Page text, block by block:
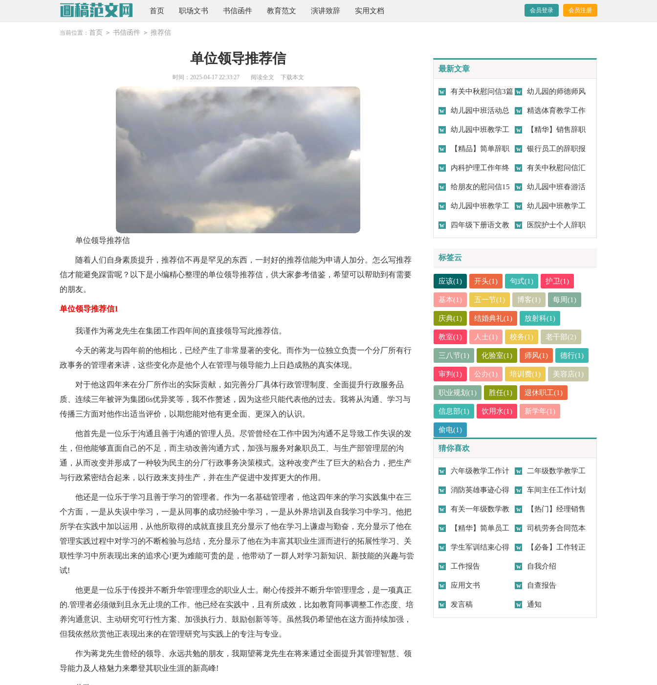
首页 职场文书 书信函件 教育范文 演讲致辞 实用文档 会员登录 会员注册
当前位置： 首页 > 书信函件 > 推荐信
单位领导推荐信
时间：2025-04-17 22:33:27 阅读全文 下载本文
单位领导推荐信
随着人们自身素质提升，推荐信不再是罕见的东西，一封好的推荐信能为申请人加分。怎么写推荐
信才能避免踩雷呢？以下是小编精心整理的单位领导推荐信，供大家参考借鉴，希望可以帮助到有需要
的朋友。
单位领导推荐信1
我谨作为蒋龙先生在集团工作四年间的直接领导写此推荐信。
今天的蒋龙与四年前的他相比，已经产生了非常显著的变化。而作为一位独立负责一个分厂所有行
政事务的管理者来讲，这些变化亦是他个人在管理与领导能力上日趋成熟的真实体现。
对于他这四年来在分厂所作出的实际贡献，如完善分厂具体行政管理制度、全面提升行政服务品
质、连续三年被评为集团6s优异奖等，我不作赘述，因为这些只能代表他的过去。我将从沟通、学习与
传播三方面对他作出适当评价，以期您能对他有更全面、更深入的认识。
他首先是一位乐于沟通且善于沟通的管理人员。尽管曾经在工作中因为沟通不足导致工作失误的发
生，但他能够直面自己的不足，而主动改善沟通方式，加强与服务对象职员工、与生产部管理层的沟
通，从而改变并形成了一种较为民主的分厂行政事务决策模式。这种改变产生了巨大的粘合力，把生产
与行政紧密结合起来，以行政来支持生产，并在生产促进中发挥更大的作用。
他还是一位乐于学习且善于学习的管理者。作为一名基础管理者，他这四年来的学习实践集中在三
个方面，一是从失误中学习，一是从同事的成功经验中学习，一是从外界培训及自我学习中学习。他把
所学在实践中加以运用，从他所取得的成就直接且充分显示了他在学习上谦虚与勤奋，充分显示了他在
管理实践过程中对学习的不断检验与总结，充分显示了他在为丰富其职业生涯而进行的拓展性学习、关
联性学习中所表现出来的追求心!更为难能可贵的是，他带动了一群人对学习新知识、新技能的兴趣与尝
试!
他更是一位乐于传授并不断升华管理理念的职业人士。耐心传授并不断升华管理理念，是一项真正
的.管理者必须做到且永无止境的工作。他已经在实践中，且有所成效，比如教育同事调整工作态度、培
养沟通意识、主动研究可行性方案、加强执行力、鼓励创新等等。虽然我仍希望他在这方面持续加强，
但我依然欣赏他正表现出来的在管理研究与实践上的专注与专业。
作为蒋龙先生曾经的领导、永远共勉的朋友，我期望蒋龙先生在将来通过全面提升其管理智慧、领
导能力及人格魅力来攀登其职业生涯的新高峰!
最新文章
有关中秋慰问信3篇 幼儿园的师德师风
自查报告4篇
幼儿园中班活动总
结
精选体育教学工作
总结范文锦集九篇
幼儿园中班教学工
作总结
【精华】销售辞职
报告范文集合五篇
【精品】简单辞职
报告集锦九篇
银行员工的辞职报
告
内科护理工作年终
总结
有关中秋慰问信汇
编六篇
给朋友的慰问信15
篇
幼儿园中班春游活
动总结
幼儿园中班教学工
作总结(15篇)
幼儿园中班教学工
作总结15篇
四年级下册语文教 医院护士个人辞职
标签云
应该(1) 开头(1) 句式(1) 护卫(1)
基本(1) 五一节(1) 博客(1) 每周(1)
庆典(1) 结婚典礼(1) 放射科(1)
教室(1) 人士(1) 校务(1) 老干部(2)
三八节(1) 化验室(1) 师风(1) 德行(1)
审判(1) 公办(1) 培训费(1) 美容店(1)
职业规划(1) 胜任(1) 退休职工(1)
信息部(1) 饮用水(1) 新学年(1)
偷电(1)
猜你喜欢
六年级教学工作计
划
二年级数学教学工
作总结集合15篇
消防英雄事迹心得
体会与观后感
车间主任工作计划
模板合集5篇
有关一年级数学教
学计划4篇
【热门】经理销售
工作计划合集七篇
【精华】简单员工
转正申请书4篇
司机劳务合同范本
学生军训结束心得
体会
【必备】工作转正
申请书范文集锦十篇
工作报告 自我介绍
应用文书 自查报告
发言稿 通知